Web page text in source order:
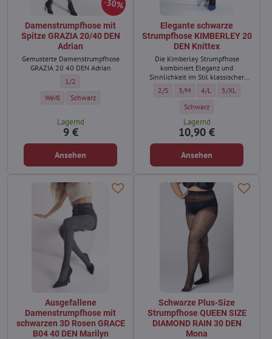
30%
Damenstrumpfhose mit
Spitze GRAZIA 20/40 DEN
Adrian
Gemusterte Damenstrumpfhose
GRAZIA 20 40 DEN Adrian
Damenstrumpfhose mit Spitze GRAZIA 20/40 DEN Adrian - Größe:
1/2
Damenstrumpfhose mit Spitze GRAZIA 20/40 DEN Adrian - Farbe:
Weiß Damenstrumpfhose mit Spitze GRAZIA 20/40 DEN Adrian - Farbe:
Schwarz
Lagernd
9 €
Ansehen
Elegante schwarze
Strumpfhose KIMBERLEY 20
DEN Knittex
Die Kimberley Strumpfhose
kombiniert Eleganz und
Sinnlichkeit im Stil klassischer
Netzoptik – ideal für stilbewusste
Frauen.
Elegante schwarze Strumpfhose
2/S Elegante schwarze
3/M Elegante schwarze
4/L Elegante
5/XL
Elegante schwarze
Schwarz
Lagernd
10,90 €
Ansehen
Ausgefallene
Damenstrumpfhose mit
schwarzen 3D Rosen GRACE
B04 40 DEN Marilyn
Schwarze Plus-Size
Strumpfhose QUEEN SIZE
DIAMOND RAIN 30 DEN
Mona